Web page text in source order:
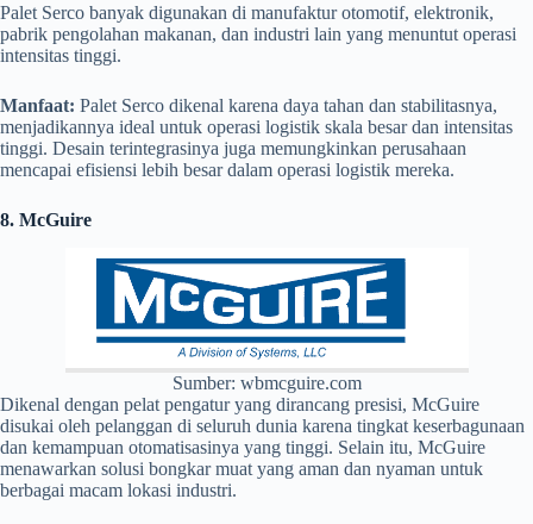
Palet Serco banyak digunakan di manufaktur otomotif, elektronik,
pabrik pengolahan makanan, dan industri lain yang menuntut operasi
intensitas tinggi.
Manfaat: Palet Serco dikenal karena daya tahan dan stabilitasnya,
menjadikannya ideal untuk operasi logistik skala besar dan intensitas
tinggi. Desain terintegrasinya juga memungkinkan perusahaan
mencapai efisiensi lebih besar dalam operasi logistik mereka.
8. McGuire
Sumber: wbmcguire.com
Dikenal dengan pelat pengatur yang dirancang presisi, McGuire
disukai oleh pelanggan di seluruh dunia karena tingkat keserbagunaan
dan kemampuan otomatisasinya yang tinggi. Selain itu, McGuire
menawarkan solusi bongkar muat yang aman dan nyaman untuk
berbagai macam lokasi industri.